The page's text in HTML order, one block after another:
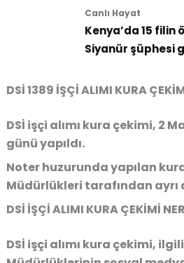
Canlı Hayat
Kenya’da 15 filin
Siyanür şüphesi
DSİ 1389 İŞÇİ ALIMI KURA
DSİ işçi alımı kura çekimi, 2
günü yapıldı.
Noter huzurunda yapılan
Müdürlükleri tarafından ayrı
DSİ İŞÇİ ALIMI KURA ÇEKİMİ
DSİ işçi alımı kura çekimi,